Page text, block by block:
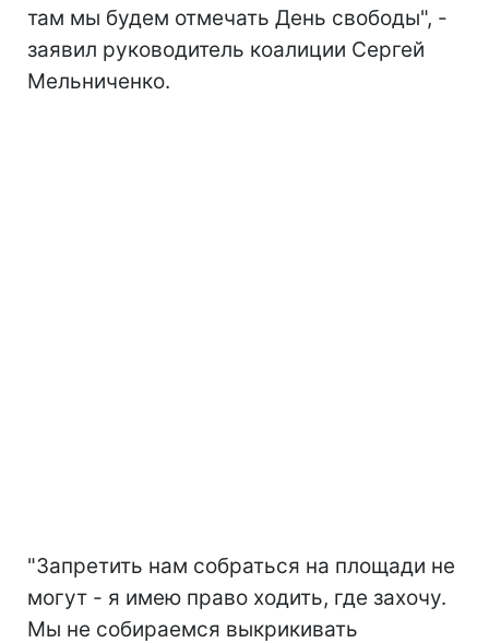
там мы будем отмечать День свободы", -
заявил руководитель коалиции Сергей
Мельниченко.
"Запретить нам собраться на площади не
могут - я имею право ходить, где захочу.
Мы не собираемся выкрикивать